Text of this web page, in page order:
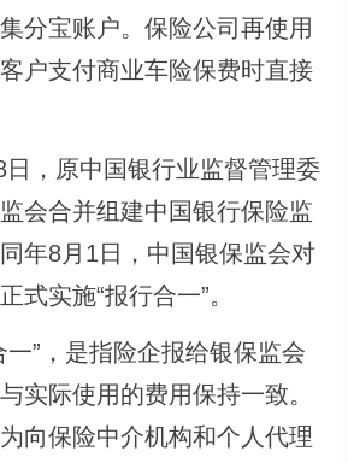
分宝账户。保险公司再使用
户支付商业车险保费时直接
，原中国银行业监督管理委
会合并组建中国银行保险监
年8月1日，中国银保监会对
式实施“报行合一”。
”，是指险企报给银保监会
实际使用的费用保持一致。
向保险中介机构和个人代理